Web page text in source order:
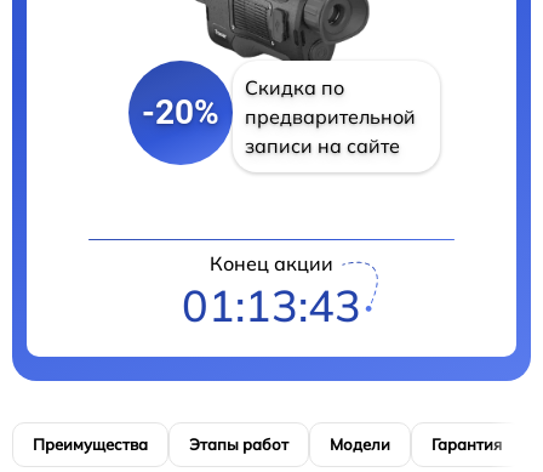
-20%
Скидка по
предварительной
записи на сайте
Конец акции
01:13:42
Преимущества Этапы работ Модели Гарантия